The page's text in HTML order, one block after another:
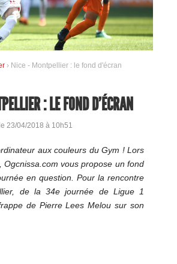
› Nice - Montpellier : le fond d'écran
: LE FOND D'ÉCRAN
23/04/2018 à 10h51
aux couleurs du Gym ! Lors
Ogcnissa.com vous propose un fond
en question. Pour la rencontre
de la 34e journée de Ligue 1
de Pierre Lees Melou sur son